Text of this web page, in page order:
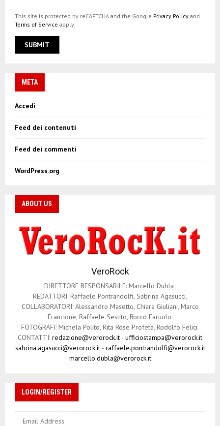
This site is protected by reCAPTCHA and the Google Privacy Policy and
Terms of Service apply.
META
Accedi
Feed dei contenuti
Feed dei commenti
WordPress.org
ABOUT US
VeroRock
DIRETTORE RESPONSABILE: Marcello Dubla;
REDATTORI: Raffaele Pontrandolfi, Sabrina Agasucci,
COLLABORATORI: Alessandro Masetto, Chiara Giuliani, Marco
Francione, Raffaele Sestito, Rocco Faruolo.
FOTOGRAFI: Michela Polito, Rita Rose Profeta, Rodolfo Felici.
CONTATTI: redazione@verorock.it - ufficiostampa@verorock.it
sabrina.agasucci@verorock.it- raffaele.pontrandolfi@verorock.it
marcello.dubla@verorock.it
LOGIN/REGISTER